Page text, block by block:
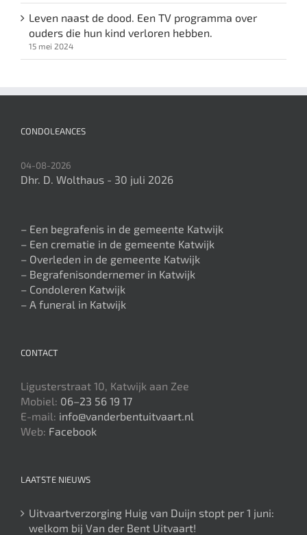
Leven naast de dood. Een TV programma over
ouders die hun kind verloren hebben.
15 mei 2024
CONDOLEANCES
04-08-2026
Dhr. D. Wolthaus - 30 juli 2026
– Een begrafenis in de gemeente Katwijk
– Een crematie in de gemeente Katwijk
– Overleden in de gemeente Katwijk
– Begrafenisondernemer in Katwijk
– Condoleren Katwijk
– A funeral in Katwijk
CONTACT
Ligusterstraat 10, Katwijk aan Zee
Mobiel: 06–23 56 19 17
E-mail: info@vanderbentuitvaart.nl
Web: Facebook
LAATSTE NIEUWS
Uitvaartverzorging Huig van Duijn stopt per 1 juni:
welkom bij Van der Bent Uitvaart!